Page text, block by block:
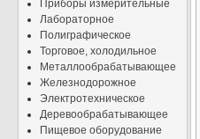
Приборы измерительные
Лабораторное
Полиграфическое
Торговое, холодильное
Металлообрабатывающее
Железнодорожное
Электротехническое
Деревообрабатывающее
Пищевое оборудование